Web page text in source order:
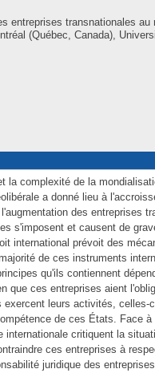
entreprises transnationales au
(Québec, Canada),
la complexité de la
a donné lieu à
des entreprises
s'imposent et causent de
international prévoit des
de ces instruments
qu'ils contiennent
que ces entreprises aient
leurs activités, celles-
de ces États. Face
critiquent la
ces entreprises à
juridique des